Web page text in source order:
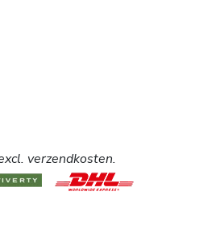
verzendkosten.